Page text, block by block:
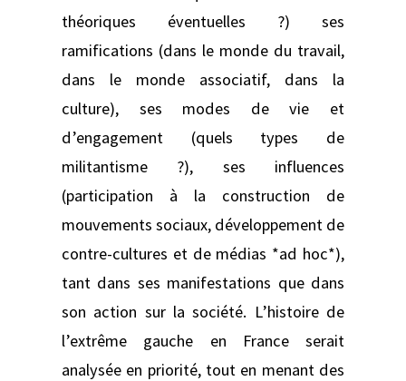
théoriques éventuelles ?) ses
ramifications (dans le monde du travail,
dans le monde associatif, dans la
culture), ses modes de vie et
d’engagement (quels types de
militantisme ?), ses influences
(participation à la construction de
mouvements sociaux, développement de
contre-cultures et de médias *ad hoc*),
tant dans ses manifestations que dans
son action sur la société. L’histoire de
l’extrême gauche en France serait
analysée en priorité, tout en menant des